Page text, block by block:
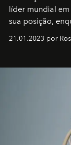
líder mundial
sua posição,
em rápida
21.01.2023 por